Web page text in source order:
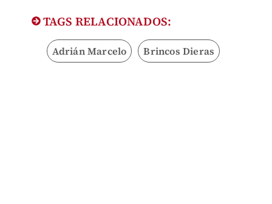
TAGS RELACIONADOS:
Adrián Marcelo Brincos Dieras